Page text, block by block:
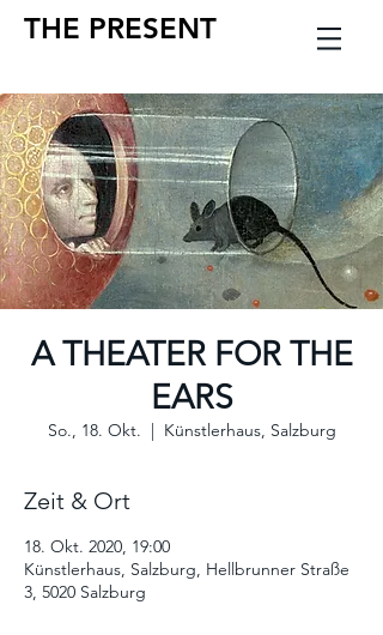
THE PRESENT
A THEATER FOR THE
EARS
So., 18. Okt.
  |
Künstlerhaus, Salzburg
Zeit & Ort
18. Okt. 2020, 19:00
Künstlerhaus, Salzburg, Hellbrunner Straße
3, 5020 Salzburg